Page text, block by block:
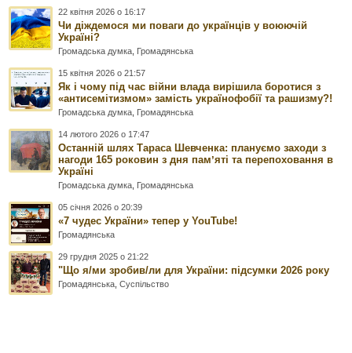
22 квітня 2026 о 16:17
Чи діждемося ми поваги до українців у воюючій
Україні?
Громадська думка Громадянська
15 квітня 2026 о 21:57
Як і чому під час війни влада вирішила боротися з
«антисемітизмом» замість українофобії та рашизму?!
Громадська думка Громадянська
14 лютого 2026 о 17:47
Останній шлях Тараса Шевченка: плануємо заходи з
нагоди 165 роковин з дня памʼяті та перепоховання в
Україні
Громадська думка Громадянська
05 січня 2026 о 20:39
«7 чудес України» тепер у YouTube!
Громадянська
29 грудня 2025 о 21:22
"Що я/ми зробив/ли для України: підсумки 2026 року
Громадянська ,Суспільство